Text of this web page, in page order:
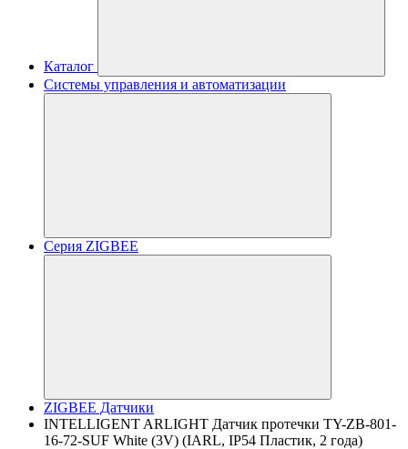
Каталог
Системы управления и автоматизации
Серия ZIGBEE
ZIGBEE Датчики
INTELLIGENT ARLIGHT Датчик протечки TY-ZB-801-
16-72-SUF White (3V) (IARL, IP54 Пластик, 2 года)